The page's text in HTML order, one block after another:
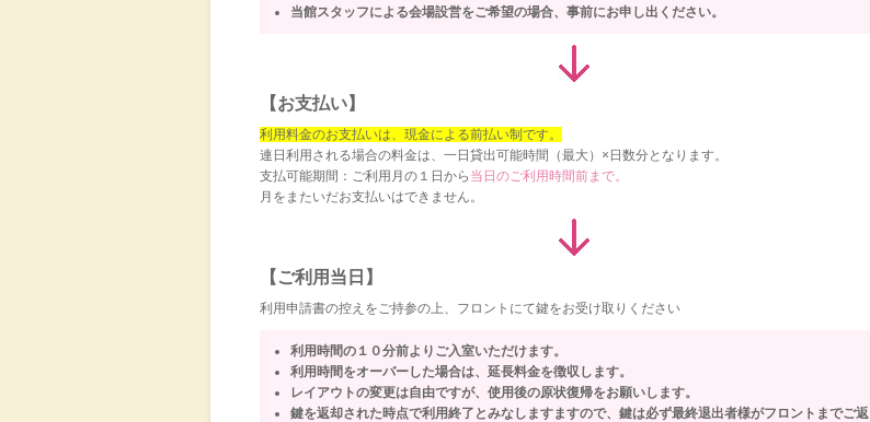
当館スタッフによる会場設営をご希望の場合、事前にお申し出ください。
【お支払い】
利用料金のお支払いは、現金による前払い制です。
連日利用される場合の料金は、一日貸出可能時間（最大）×日数分となります。
支払可能期間：ご利用月の１日から 当日のご利用時間前まで。
月をまたいだお支払いはできません。
【ご利用当日】
利用申請書の控えをご持参の上、フロントにて鍵をお受け取りください
利用時間の１０分前よりご入室いただけます。
利用時間をオーバーした場合は、延長料金を徴収します。
レイアウトの変更は自由ですが、使用後の原状復帰をお願いします。
鍵を返却された時点で利用終了とみなしますますので、鍵は必ず最終退出者様がフロントまでご返